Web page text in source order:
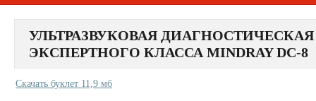
УЛЬТРАЗВУКОВАЯ
ЭКСПЕРТНОГО КЛАССА MINDRAY DC-8
Скачать буклет 11,9 мб